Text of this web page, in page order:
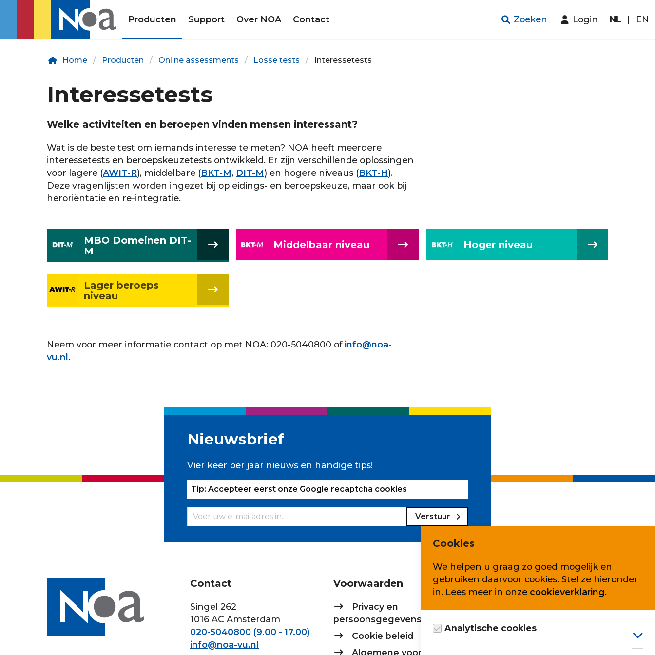
Producten Support Over NOA Contact Zoeken Login NL EN
Home Producten Online assessments Losse tests Interessetests
Interessetests
Welke activiteiten en beroepen vinden mensen interessant?
Wat is de beste test om iemands interesse te meten? NOA heeft meerdere
interessetests en beroepskeuzetests ontwikkeld. Er zijn verschillende oplossingen
voor lagere (AWIT-R), middelbare (BKT-M, DIT-M) en hogere niveaus (BKT-H).
Deze vragenlijsten worden ingezet bij opleidings- en beroepskeuze, maar ook bij
heroriëntatie en re-integratie.
MBO Domeinen DIT-
M
Middelbaar niveau Hoger niveau
Lager beroeps
niveau
Neem voor meer informatie contact op met NOA: 020-5040800 of info@noa-
vu.nl.
Nieuwsbrief
Vier keer per jaar nieuws en handige tips!
Tip: Accepteer eerst onze Google recaptcha cookies
Verstuur
Contact
Singel 262
1016 AC Amsterdam
020-5040800 (9.00 - 17.00)
info@noa-vu.nl
Voorwaarden
Privacy en
persoonsgegevens
Cookie beleid
Algemene voorwaarden
Volg ons ook op
Cookies
We helpen u graag zo goed mogelijk en
gebruiken daarvoor cookies. Stel ze hieronder
in. Lees meer in onze cookieverklaring.
Analytische cookies